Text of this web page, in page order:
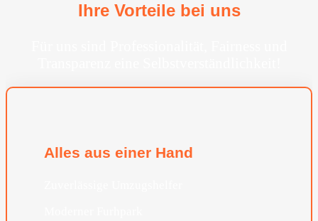
Ihre Vorteile bei uns
Alles aus einer Hand